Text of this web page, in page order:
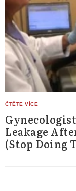
Leakage
(Stop Doing